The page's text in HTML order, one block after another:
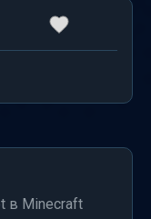
в Minecraft